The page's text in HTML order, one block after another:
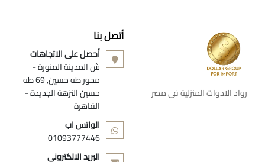
رواد الادوات المنزلية فى مصر
أتصل بنا
أحصل على الاتجاهات
ش المدينة المنورة -
محور طه حسين, 69 طه
حسين النزهة الجديدة -
القاهرة
الواتس اب
01093777446
البريد الالكتروني